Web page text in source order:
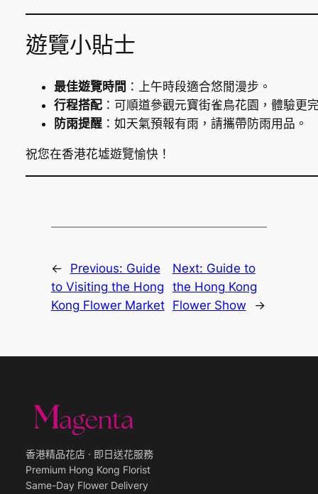
遊覽小貼士
最佳遊覽時間 ：上午時段適合悠閒漫步。
行程搭配：可順道參觀元寶街雀鳥花園，體驗更
防雨提醒：如天氣預報有雨，請攜帶防雨用品。
祝您在香港花墟遊覽愉快！
← Previous: Guide
to Visiting the Hong
Kong Flower Market
Next: Guide to
the Hong Kong
Flower Show
→
香港精品花店 · 即日送花服務
Premium Hong Kong Florist
Same-Day Flower Delivery